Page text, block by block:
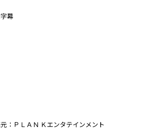
幕
：ＰＬＡＮ Ｋエンタテインメント